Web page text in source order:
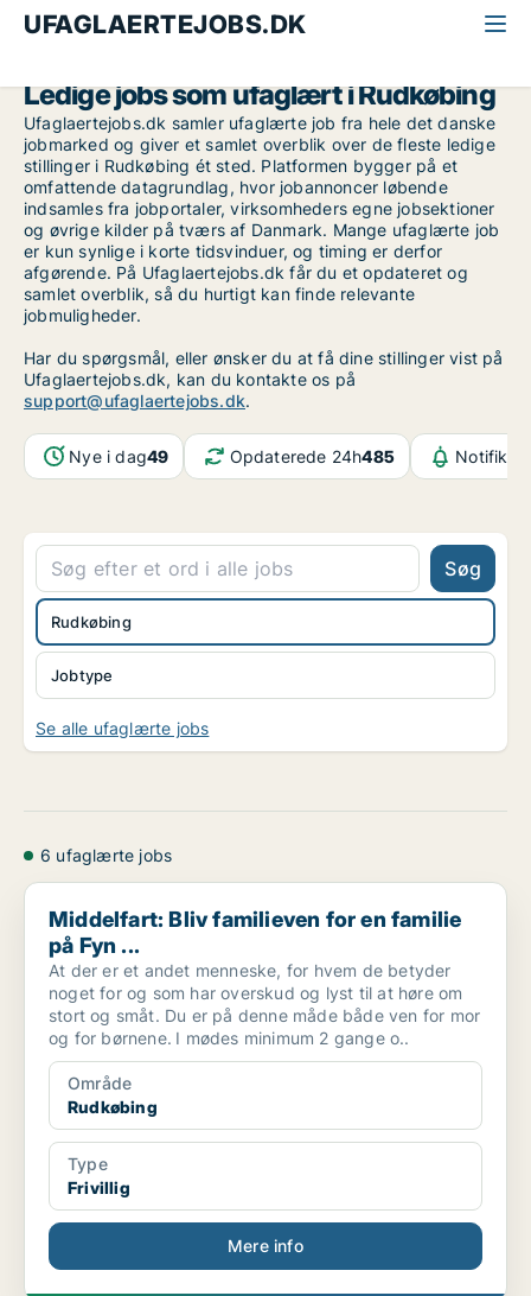
UFAGLAERTEJOBS.DK
Ledige jobs som ufaglært i Rudkøbing
Ufaglaertejobs.dk samler ufaglærte job fra hele det danske
jobmarked og giver et samlet overblik over de fleste ledige
stillinger i Rudkøbing ét sted. Platformen bygger på et
omfattende datagrundlag, hvor jobannoncer løbende
indsamles fra jobportaler, virksomheders egne jobsektioner
og øvrige kilder på tværs af Danmark. Mange ufaglærte job
er kun synlige i korte tidsvinduer, og timing er derfor
afgørende. På Ufaglaertejobs.dk får du et opdateret og
samlet overblik, så du hurtigt kan finde relevante
jobmuligheder.
Har du spørgsmål, eller ønsker du at få dine stillinger vist på
Ufaglaertejobs.dk, kan du kontakte os på
support@ufaglaertejobs.dk.
Nye i dag49 Opdaterede 24h485
Søg
Jobtype
Rudkøbing
Se alle ufaglærte jobs
6 ufaglærte jobs
Middelfart: Bliv familieven for en familie på Fyn ...
Middelfart: Bliv familieven for en familie
på Fyn ...
At der er et andet menneske, for hvem de betyder
noget for og som har overskud og lyst til at høre om
stort og småt. Du er på denne måde både ven for mor
og for børnene. I mødes minimum 2 gange o..
Område
Rudkøbing
Type
Frivillig
Mere info